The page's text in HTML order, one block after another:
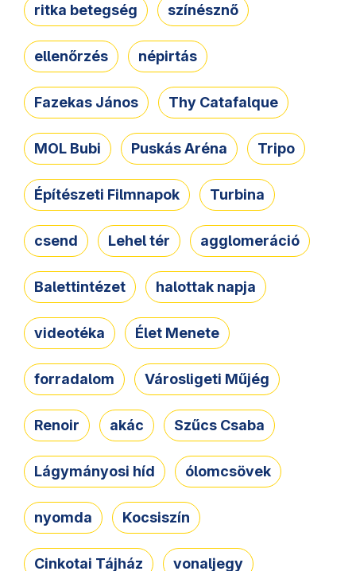
ritka betegség színésznő
ellenőrzés népirtás
Fazekas János Thy Catafalque
MOL Bubi Puskás Aréna Tripo
Építészeti Filmnapok Turbina
csend Lehel tér agglomeráció
Balettintézet halottak napja
videotéka Élet Menete
forradalom Városligeti Műjég
Renoir akác Szűcs Csaba
Lágymányosi híd ólomcsövek
nyomda Kocsiszín
Cinkotai Tájház vonaljegy